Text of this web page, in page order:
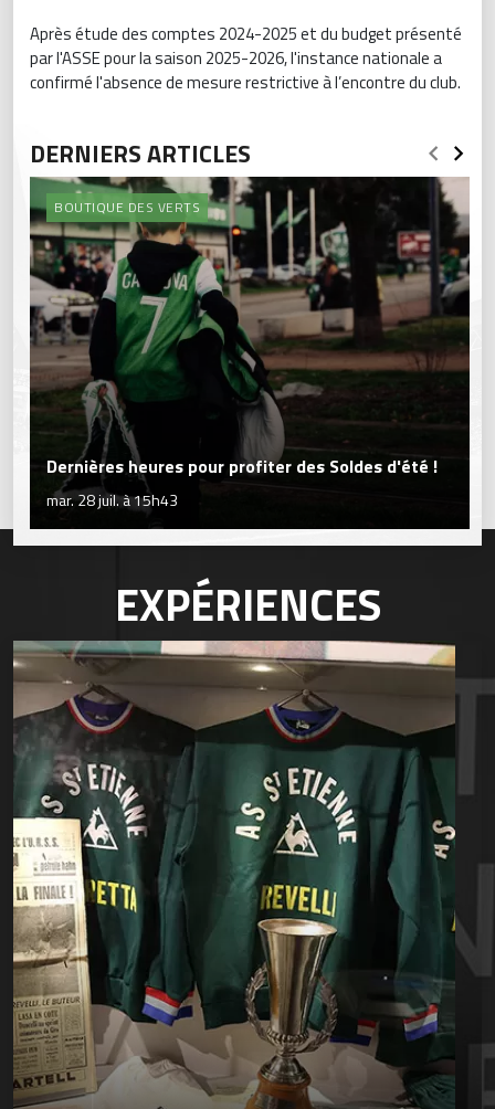
Après étude des comptes 2024-2025 et du budget présenté
par l'ASSE pour la saison 2025-2026, l'instance nationale a
confirmé l'absence de mesure restrictive à l’encontre du club.
DERNIERS ARTICLES
BOUTIQUE DES VERTS
Dernières heures pour profiter des Soldes d'été !
mar. 28 juil. à 15h43
EXPÉRIENCES